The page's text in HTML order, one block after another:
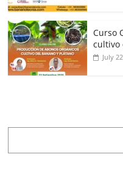
Curso
cultivo
July